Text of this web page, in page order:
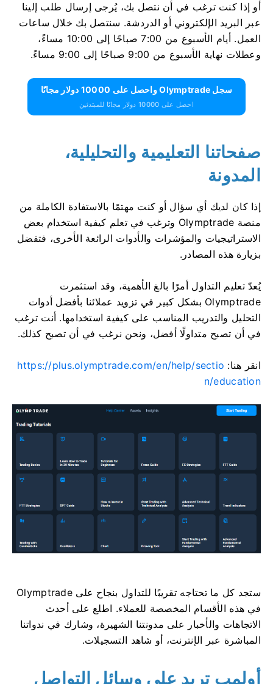
أو إذا كنت ترغب في أن نتصل بك، يُرجى إرسال طلب إلينا
عبر البريد الإلكتروني أو الدردشة. سنتصل بك خلال ساعات
العمل. أيام الأسبوع من 7:00 صباحًا إلى 10:00 مساءً،
وعطلات نهاية الأسبوع من 9:00 صباحًا إلى 9:00 مساءً.
سجل Olymptrade واحصل على 10000 دولار مجانًا
احصل على 10000 دولار مجانًا للمبتدئين
صفحاتنا التعليمية والتحليلية،
المدونة
إذا كان لديك أي سؤال أو كنت مهتمًا بالاستفادة الكاملة من
منصة Olymptrade وترغب في تعلم كيفية استخدام بعض
الاستراتيجيات والمؤشرات والأدوات الرائعة الأخرى، فتفضل
بزيارة هذه المصادر.
يُعدّ تعليم التداول أمرًا بالغ الأهمية، وقد استثمرت
Olymptrade بشكل كبير في تزويد عملائنا بأفضل أدوات
التحليل والتدريب المناسب على كيفية استخدامها. أنت ترغب
في أن تصبح متداولًا أفضل، ونحن نرغب في أن تصبح كذلك.
انقر هنا: https://plus.olymptrade.com/en/help/sectio
n/education
ستجد كل ما تحتاجه تقريبًا للتداول بنجاح على Olymptrade
في هذه الأقسام المخصصة للعملاء. اطلع على أحدث
الاتجاهات والأخبار على مدونتنا الشهيرة، وشارك في ندواتنا
المباشرة عبر الإنترنت، أو شاهد التسجيلات.
أولمب تريد على وسائل التواصل